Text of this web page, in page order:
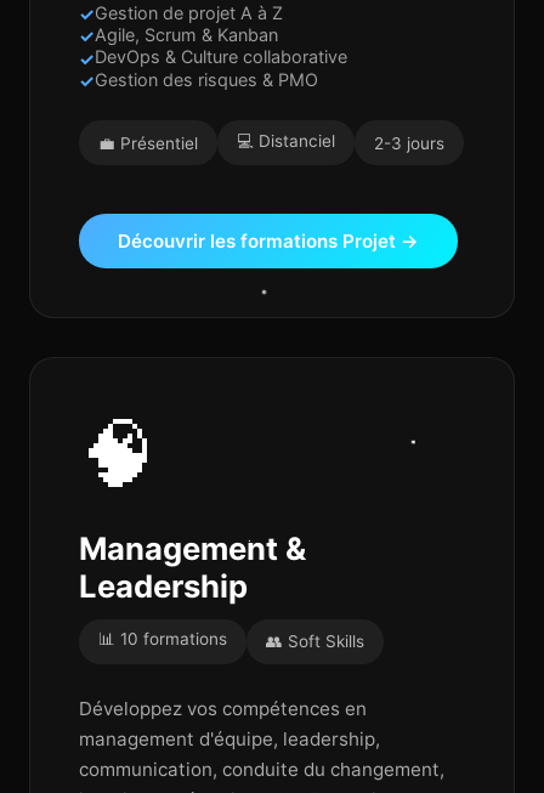
Gestion de projet A à Z
Agile, Scrum & Kanban
DevOps & Culture collaborative
Gestion des risques & PMO
💼 Présentiel 💻 Distanciel 2-3 jours
Découvrir les formations Projet →
🧠
Management &
Leadership
📊 10 formations 👥 Soft Skills
Développez vos compétences en
management d'équipe, leadership,
communication, conduite du changement,